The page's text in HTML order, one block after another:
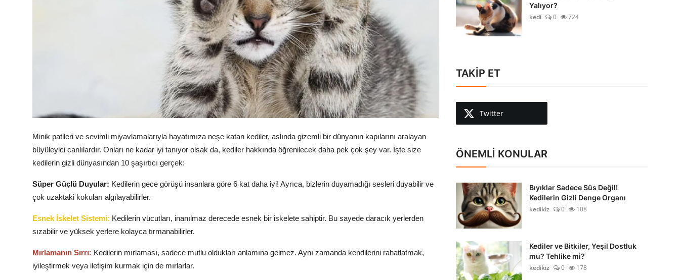
Minik patileri ve sevimli miyavlamalarıyla hayatımıza neşe katan kediler, aslında gizemli bir dünyanın kapılarını aralayan
büyüleyici canlılardır. Onları ne kadar iyi tanıyor olsak da, kediler hakkında öğrenilecek daha pek çok şey var. İşte size
kedilerin gizli dünyasından 10 şaşırtıcı gerçek:
Süper Güçlü Duyular: Kedilerin gece görüşü insanlara göre 6 kat daha iyi! Ayrıca, bizlerin duyamadığı sesleri duyabilir ve
çok uzaktaki kokuları algılayabilirler.
Esnek İskelet Sistemi: Kedilerin vücutları, inanılmaz derecede esnek bir iskelete sahiptir. Bu sayede daracık yerlerden
sızabilir ve yüksek yerlere kolayca tırmanabilirler.
Mırlamanın Sırrı: Kedilerin mırlaması, sadece mutlu oldukları anlamına gelmez. Aynı zamanda kendilerini rahatlatmak,
iyileştirmek veya iletişim kurmak için de mırlarlar.
Yalıyor?
kedi
0 724
TAKİP ET
Twitter
ÖNEMLİ KONULAR
Bıyıklar Sadece Süs Değil!
Kedilerin Gizli Denge Organı
kedikiz
0 108
Kediler ve Bitkiler, Yeşil Dostluk
mu? Tehlike mi?
kedikiz
0 178